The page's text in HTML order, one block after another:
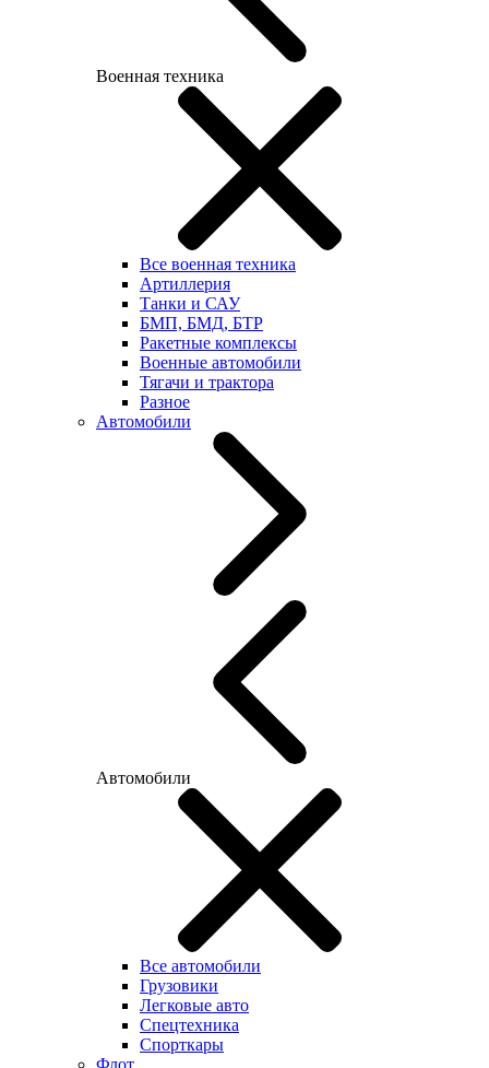
Военная техника
Все военная техника
Артиллерия
Танки и САУ
БМП, БМД, БТР
Ракетные комплексы
Военные автомобили
Тягачи и трактора
Разное
Автомобили
Автомобили
Все автомобили
Грузовики
Легковые авто
Спецтехника
Спорткары
Флот